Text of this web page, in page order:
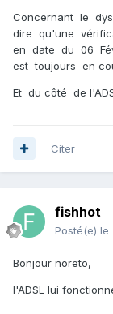
Concernant le
dire qu'une
en date du 06
est toujours en
Et du côté de
Citer
fishhot
Posté(e) le
Bonjour noreto,
l'ADSL lui